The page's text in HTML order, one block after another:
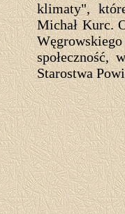
klimaty",
Michał Kurc.
społeczność,
Starostwa